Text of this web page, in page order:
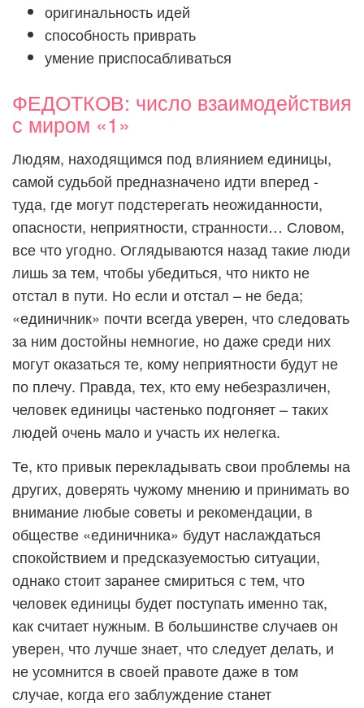
оригинальность идей
способность приврать
умение приспосабливаться
ФЕДОТКОВ: число взаимодействия
с миром «1»
Людям, находящимся под влиянием единицы,
самой судьбой предназначено идти вперед -
туда, где могут подстерегать неожиданности,
опасности, неприятности, странности… Словом,
все что угодно. Оглядываются назад такие люди
лишь за тем, чтобы убедиться, что никто не
отстал в пути. Но если и отстал – не беда;
«единичник» почти всегда уверен, что следовать
за ним достойны немногие, но даже среди них
могут оказаться те, кому неприятности будут не
по плечу. Правда, тех, кто ему небезразличен,
человек единицы частенько подгоняет – таких
людей очень мало и участь их нелегка.
Те, кто привык перекладывать свои проблемы на
других, доверять чужому мнению и принимать во
внимание любые советы и рекомендации, в
обществе «единичника» будут наслаждаться
спокойствием и предсказуемостью ситуации,
однако стоит заранее смириться с тем, что
человек единицы будет поступать именно так,
как считает нужным. В большинстве случаев он
уверен, что лучше знает, что следует делать, и
не усомнится в своей правоте даже в том
случае, когда его заблуждение станет